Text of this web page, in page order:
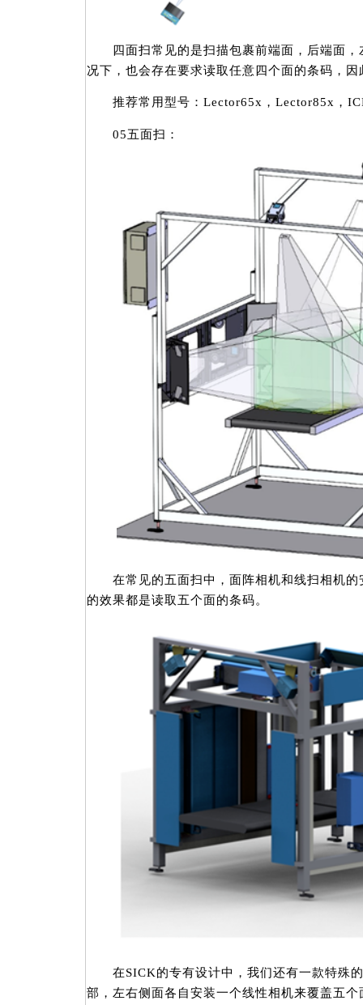
四面扫常见的是扫描包裹前端面，后端面，
况下，也会存在要求读取任意四个面的条码，
推荐常用型号：Lector65x，Lector85x，
05五面扫：
在常见的五面扫中，面阵相机和线扫相机的
的效果都是读取五个面的条码。
在SICK的专有设计中，我们还有一款特殊的
部，左右侧面各自安装一个线性相机来覆盖五